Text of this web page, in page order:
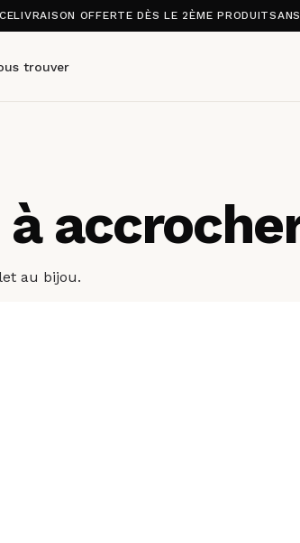
LIVRAISON OFFERTE DÈS LE 2ÈME PRODUIT
trouver
au bijou.